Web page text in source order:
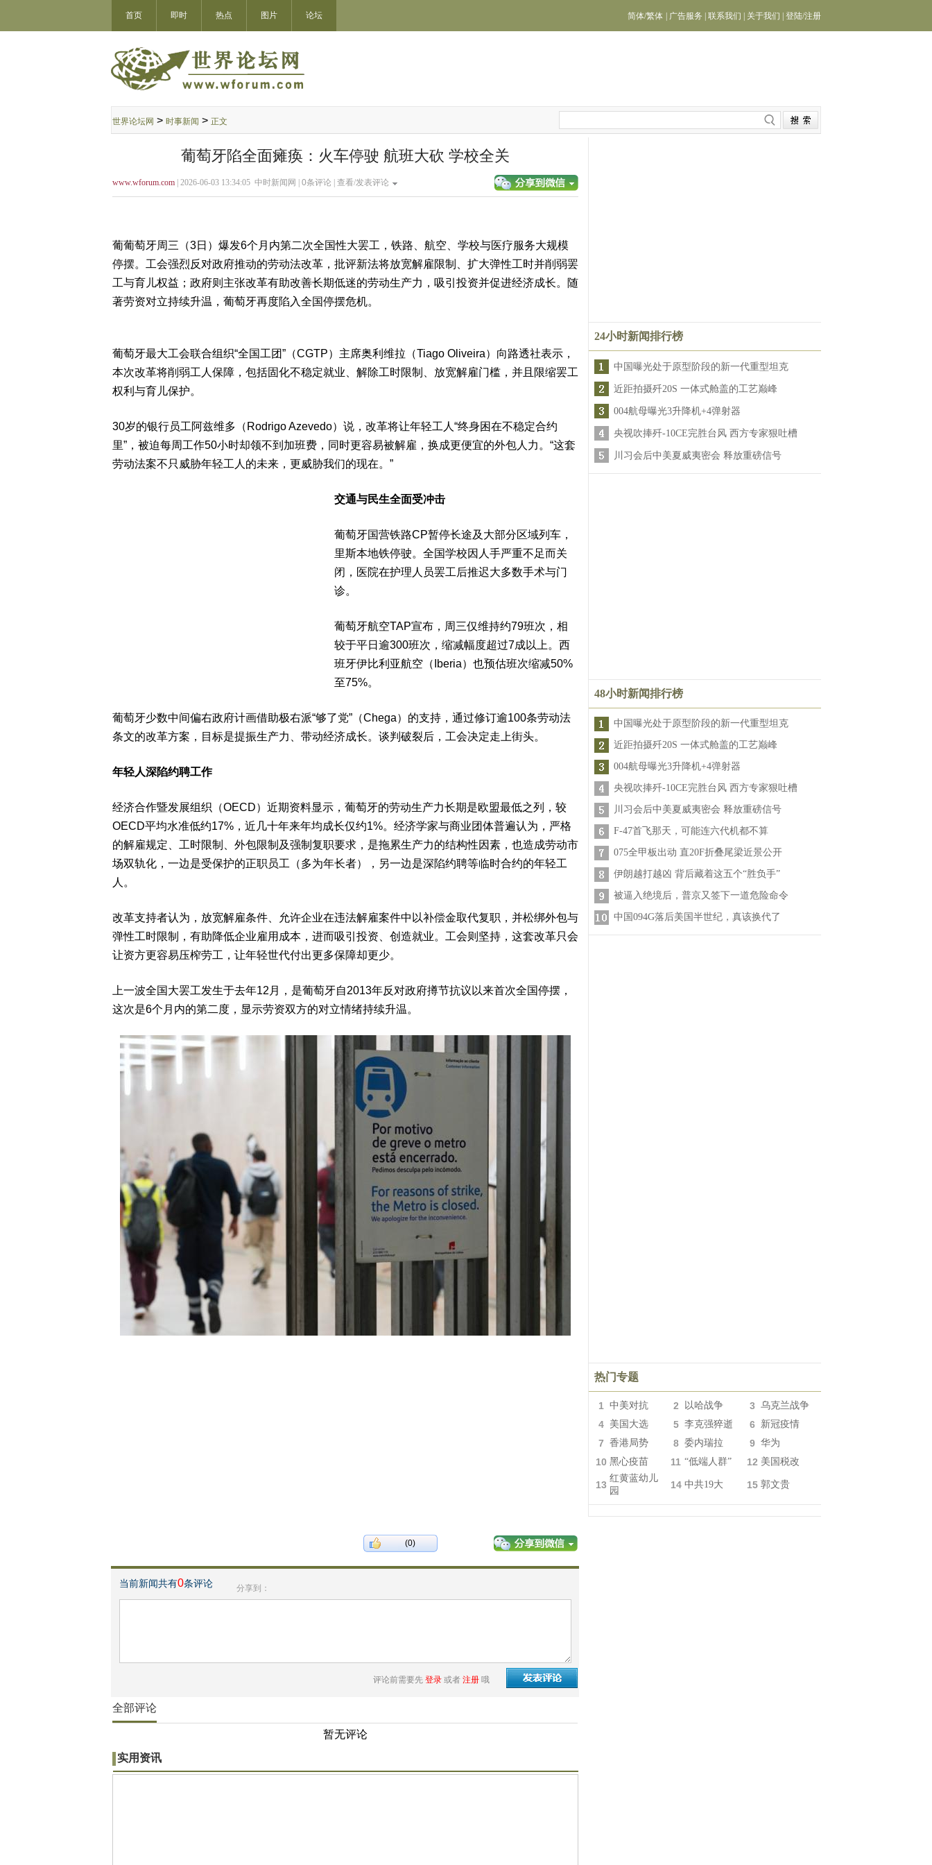
首页 即时 热点 图片 论坛 简体/繁体 广告服务 联系我们 关于我们 登陆/注册
世界论坛网 > 时事新闻 > 正文
葡萄牙陷全面瘫痪：火车停驶 航班大砍 学校全关
www.wforum.com | 2026-06-03 13:34:05 中时新闻网 | 0条评论 | 查看/发表评论
葡葡萄牙周三（3日）爆发6个月内第二次全国性大罢工，铁路、航空、学校与医疗服务大规模
停摆。工会强烈反对政府推动的劳动法改革，批评新法将放宽解雇限制、扩大弹性工时并削弱罢
工与育儿权益；政府则主张改革有助改善长期低迷的劳动生产力，吸引投资并促进经济成长。随
著劳资对立持续升温，葡萄牙再度陷入全国停摆危机。
葡萄牙最大工会联合组织“全国工团”（CGTP）主席奥利维拉（Tiago Oliveira）向路透社表示，
本次改革将削弱工人保障，包括固化不稳定就业、解除工时限制、放宽解雇门槛，并且限缩罢工
权利与育儿保护。
30岁的银行员工阿兹维多（Rodrigo Azevedo）说，改革将让年轻工人“终身困在不稳定合约
里”，被迫每周工作50小时却领不到加班费，同时更容易被解雇，换成更便宜的外包人力。“这套
劳动法案不只威胁年轻工人的未来，更威胁我们的现在。”
交通与民生全面受冲击
葡萄牙国营铁路CP暂停长途及大部分区域列车，
里斯本地铁停驶。全国学校因人手严重不足而关
闭，医院在护理人员罢工后推迟大多数手术与门
诊。
葡萄牙航空TAP宣布，周三仅维持约79班次，相
较于平日逾300班次，缩减幅度超过7成以上。西
班牙伊比利亚航空（Iberia）也预估班次缩减50%
至75%。
葡萄牙少数中间偏右政府计画借助极右派“够了党”（Chega）的支持，通过修订逾100条劳动法
条文的改革方案，目标是提振生产力、带动经济成长。谈判破裂后，工会决定走上街头。
年轻人深陷约聘工作
经济合作暨发展组织（OECD）近期资料显示，葡萄牙的劳动生产力长期是欧盟最低之列，较
OECD平均水准低约17%，近几十年来年均成长仅约1%。经济学家与商业团体普遍认为，严格
的解雇规定、工时限制、外包限制及强制复职要求，是拖累生产力的结构性因素，也造成劳动市
场双轨化，一边是受保护的正职员工（多为年长者），另一边是深陷约聘等临时合约的年轻工
人。
改革支持者认为，放宽解雇条件、允许企业在违法解雇案件中以补偿金取代复职，并松绑外包与
弹性工时限制，有助降低企业雇用成本，进而吸引投资、创造就业。工会则坚持，这套改革只会
让资方更容易压榨劳工，让年轻世代付出更多保障却更少。
上一波全国大罢工发生于去年12月，是葡萄牙自2013年反对政府撙节抗议以来首次全国停摆，
这次是6个月内的第二度，显示劳资双方的对立情绪持续升温。
(0)
当前新闻共有0条评论 分享到：
评论前需要先 登录 或者 注册 哦
全部评论
暂无评论
实用资讯
24小时新闻排行榜
中国曝光处于原型阶段的新一代重型坦克
近距拍摄歼20S 一体式舱盖的工艺巅峰
004航母曝光3升降机+4弹射器
央视吹捧歼-10CE完胜台风 西方专家狠吐槽
川习会后中美夏威夷密会 释放重磅信号
48小时新闻排行榜
中国曝光处于原型阶段的新一代重型坦克
近距拍摄歼20S 一体式舱盖的工艺巅峰
004航母曝光3升降机+4弹射器
央视吹捧歼-10CE完胜台风 西方专家狠吐槽
川习会后中美夏威夷密会 释放重磅信号
F-47首飞那天，可能连六代机都不算
075全甲板出动 直20F折叠尾梁近景公开
伊朗越打越凶 背后藏着这五个“胜负手”
被逼入绝境后，普京又签下一道危险命令
中国094G落后美国半世纪，真该换代了
热门专题
1 中美对抗 2 以哈战争 3 乌克兰战争
4 美国大选 5 李克强猝逝 6 新冠疫情
7 香港局势 8 委内瑞拉 9 华为
10 黑心疫苗 11 “低端人群” 12 美国税改
13
红黄蓝幼儿
园
14 中共19大 15 郭文贵